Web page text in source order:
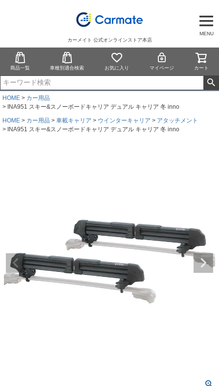
MENU
カーメイト 公式オンラインストア本店
商品一覧 車種別適合検索 お気に入り マイページ カート
HOME
カー用品
INA951 スキー&スノーボードキャリア デュアル キャリア 冬 inno
HOME
カー用品 車載キャリア ウインターキャリア
アタッチメント
INA951 スキー&スノーボードキャリア デュアル キャリア 冬 inno